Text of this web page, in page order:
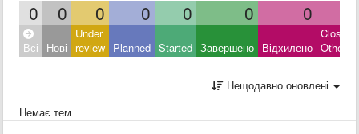
0 0 0 0 0 0 0
Всі Нові
Under
review Planned Started Завершено Відхилено
Closed:
Other
Нещодавно оновлені
Немає тем